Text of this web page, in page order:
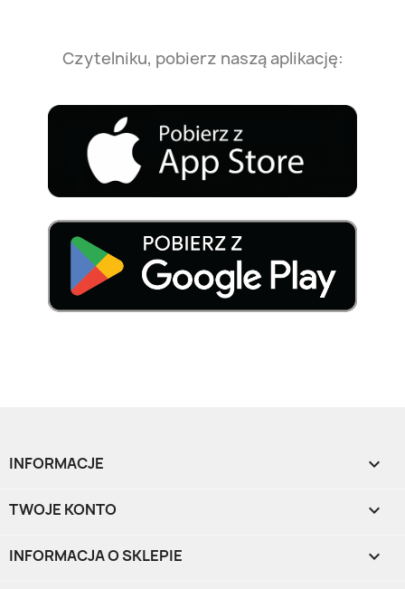
Czytelniku, pobierz naszą aplikację:
INFORMACJE 
TWOJE KONTO 
INFORMACJA O SKLEPIE keyboard_arrow_down